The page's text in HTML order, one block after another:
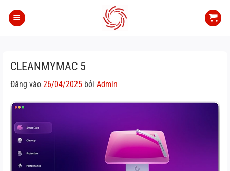
qua
CLEANMYMAC 5
Đăng vào 26/04/2025 bởi Admin